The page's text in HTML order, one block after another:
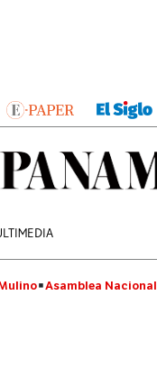
Asamblea Nacional